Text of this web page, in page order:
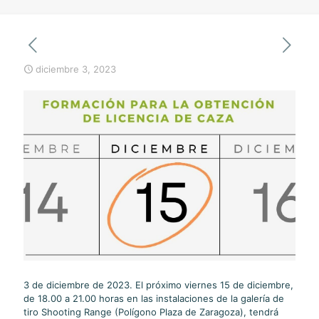
diciembre 3, 2023
3 de diciembre de 2023. El próximo viernes 15 de diciembre,
de 18.00 a 21.00 horas en las instalaciones de la galería de
tiro Shooting Range (Polígono Plaza de Zaragoza), tendrá